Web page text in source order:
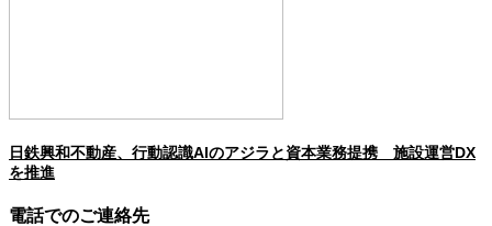
日鉄興和不動産、行動認識AIのアジラと資本業務提携 施設運営DX
を推進
電話でのご連絡先